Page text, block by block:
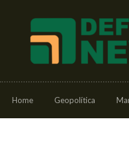
Home Geopolítica